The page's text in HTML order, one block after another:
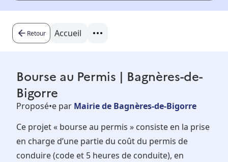
Besoin d'aide ?
Retour Accueil
Bourse au Permis | Bagnères-de-
Bigorre
Proposé•e par Mairie de Bagnères-de-Bigorre
Ce projet « bourse au permis » consiste en la prise
en charge d’une partie du coût du permis de
conduire (code et 5 heures de conduite), en